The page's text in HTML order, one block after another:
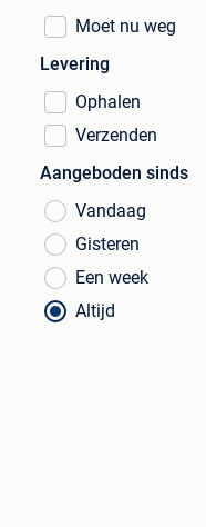
Moet nu weg
Levering
Ophalen
Verzenden
Aangeboden sinds
Vandaag
Gisteren
Een week
Altijd